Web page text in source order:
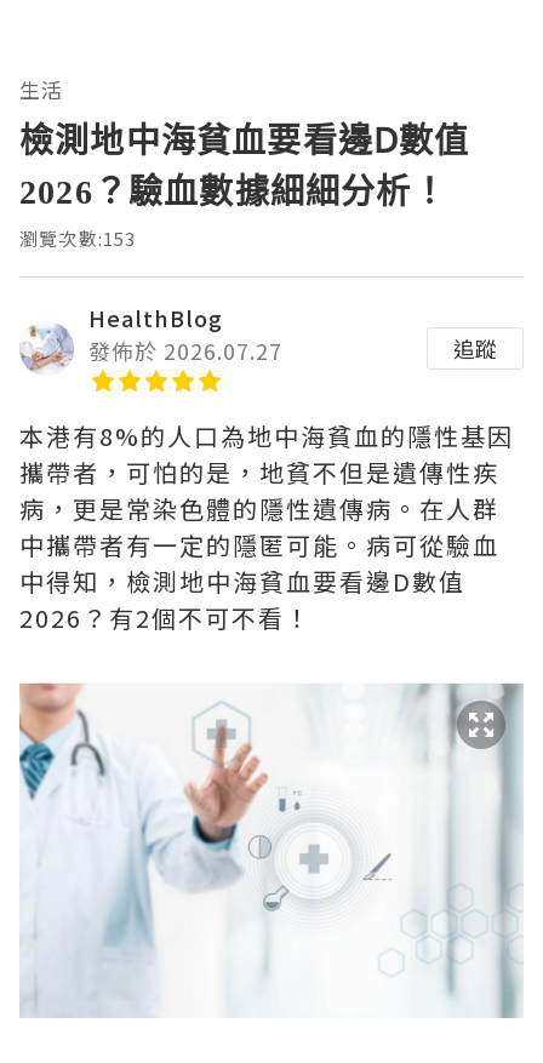
生活
檢測地中海貧血要看邊D數值
2026？驗血數據細細分析！
瀏覽次數:153
HealthBlog
發佈於 2026.07.27
追蹤
本港有8%的人口為地中海貧血的隱性基因
攜帶者，可怕的是，地貧不但是遺傳性疾
病，更是常染色體的隱性遺傳病。在人群
中攜帶者有一定的隱匿可能。病可從驗血
中得知，檢測地中海貧血要看邊D數值
2026？有2個不可不看！